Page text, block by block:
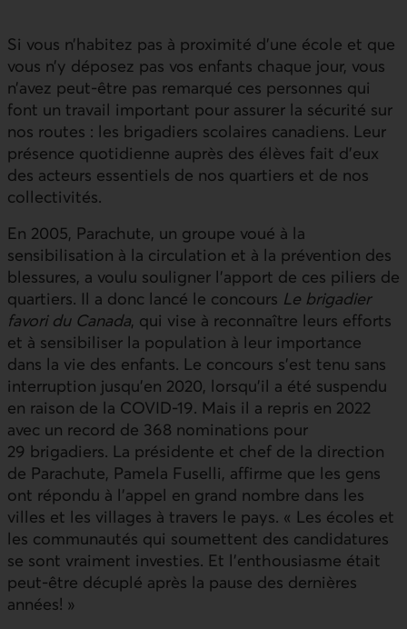
Si vous n’habitez pas à proximité d’une école et que
vous n’y déposez pas vos enfants chaque jour, vous
n’avez peut-être pas remarqué ces personnes qui
font un travail important pour assurer la sécurité sur
nos routes : les brigadiers scolaires canadiens. Leur
présence quotidienne auprès des élèves fait d’eux
des acteurs essentiels de nos quartiers et de nos
collectivités.
En 2005, Parachute, un groupe voué à la
sensibilisation à la circulation et à la prévention des
blessures, a voulu souligner l’apport de ces piliers de
quartiers. Il a donc lancé le concours Le brigadier
favori du Canada, qui vise à reconnaître leurs efforts
et à sensibiliser la population à leur importance
dans la vie des enfants. Le concours s’est tenu sans
interruption jusqu’en 2020, lorsqu’il a été suspendu
en raison de la COVID-19. Mais il a repris en 2022
avec un record de 368 nominations pour
29 brigadiers. La présidente et chef de la direction
de Parachute, Pamela Fuselli, affirme que les gens
ont répondu à l’appel en grand nombre dans les
villes et les villages à travers le pays. « Les écoles et
les communautés qui soumettent des candidatures
se sont vraiment investies. Et l’enthousiasme était
peut-être décuplé après la pause des dernières
années! »